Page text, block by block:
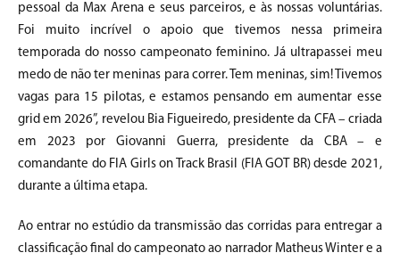
pessoal da Max Arena e seus parceiros, e às nossas voluntárias.
Foi muito incrível o apoio que tivemos nessa primeira
temporada do nosso campeonato feminino. Já ultrapassei meu
medo de não ter meninas para correr. Tem meninas, sim! Tivemos
vagas para 15 pilotas, e estamos pensando em aumentar esse
grid em 2026”, revelou Bia Figueiredo, presidente da CFA – criada
em 2023 por Giovanni Guerra, presidente da CBA – e
comandante do FIA Girls on Track Brasil (FIA GOT BR) desde 2021,
durante a última etapa.
Ao entrar no estúdio da transmissão das corridas para entregar a
classificação final do campeonato ao narrador Matheus Winter e a